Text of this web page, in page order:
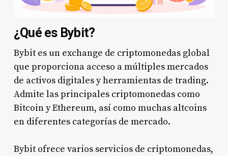
¿Qué es Bybit?
Bybit es un exchange de criptomonedas global
que proporciona acceso a múltiples mercados
de activos digitales y herramientas de trading.
Admite las principales criptomonedas como
Bitcoin y Ethereum, así como muchas altcoins
en diferentes categorías de mercado.
Bybit ofrece varios servicios de criptomonedas,